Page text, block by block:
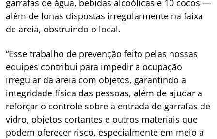
garrafas de água, bebidas alcoólicas e 10 cocos —
além de lonas dispostas irregularmente na faixa
de areia, obstruindo o local.
“Esse trabalho de prevenção feito pelas nossas
equipes contribui para impedir a ocupação
irregular da areia com objetos, garantindo a
integridade física das pessoas, além de ajudar a
reforçar o controle sobre a entrada de garrafas de
vidro, objetos cortantes e outros materiais que
podem oferecer risco, especialmente em meio a